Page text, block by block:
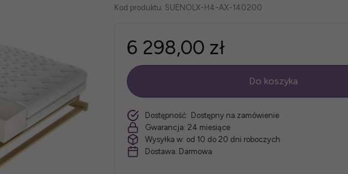
Kod produktu: SUENOLX-H4-AX-140200
6 298,00 zł
szt.
Do koszyka
Dostępność: Dostępny na zamówienie
Gwarancja: 24 miesiące
Wysyłka w: od 10 do 20 dni roboczych
Dostawa: Darmowa